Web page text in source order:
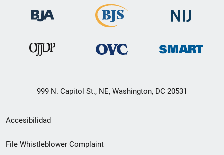
999 N. Capitol St., NE, Washington, DC 20531
Menú
de
Accesibilidad
File Whistleblower Complaint